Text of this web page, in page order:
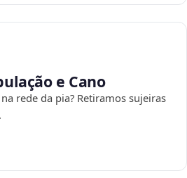
e Cano
rede da pia? Retiramos sujeiras